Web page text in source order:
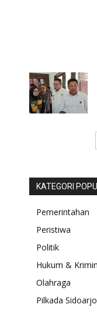
KATEGORI
Pemerintahan
Peristiwa
Politik
Hukum &
Olahraga
Pilkada